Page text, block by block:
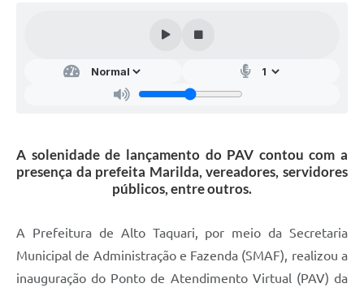
A solenidade de lançamento do PAV contou com a
presença da prefeita Marilda, vereadores, servidores
públicos, entre outros.
A Prefeitura de Alto Taquari, por meio da Secretaria
Municipal de Administração e Fazenda (SMAF), realizou a
inauguração do Ponto de Atendimento Virtual (PAV) da